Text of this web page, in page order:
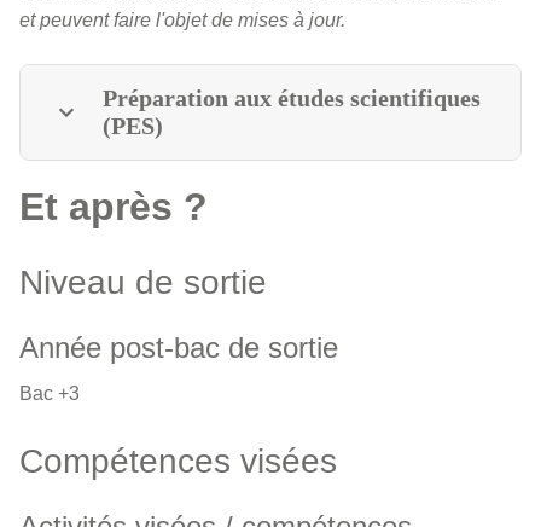
et peuvent faire l'objet de mises à jour.
Préparation aux études scientifiques
(PES)
Et après ?
Niveau de sortie
Année post-bac de sortie
Bac +3
Compétences visées